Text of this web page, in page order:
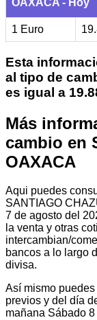
1 Euro
Esta
al tipo de
es igual a
Más
cambio en
OAXACA
Aqui puedes
SANTIAGO
7 de agosto del
la venta y otras
intercambian/
bancos a lo largo
divisa.
Así mismo
previos y del día
mañana Sábado